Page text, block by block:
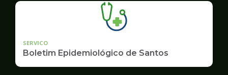
SERVICO
Boletim Epidemiológico de Santos